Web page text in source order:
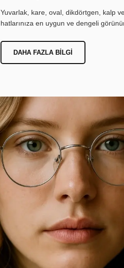
Yuvarlak, kare, oval, dikdörtgen, kalp
hatlarınıza en uygun ve dengeli
DAHA FAZLA BILGI